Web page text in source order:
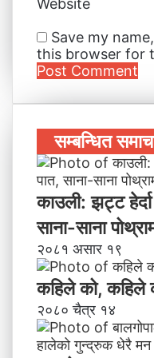
Website
Save my
this browser for
सम्बन्धित
काउली: झट्ट
साना-साना
२०८१ असार १९
कहिले को, कहिले
२०८० चैत्र १४